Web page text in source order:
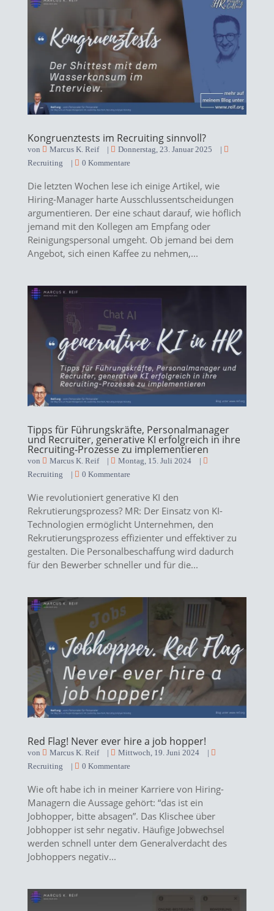
Kongruenztests im Recruiting sinnvoll?
von Marcus K. Reif | Donnerstag, 23. Januar 2025
|
Recruiting
| 0 Kommentare
Die letzten Wochen lese ich einige Artikel, wie
Hiring-Manager harte Ausschlussentscheidungen
argumentieren. Der eine schaut darauf, wie höflich
jemand mit den Kollegen am Empfang oder
Reinigungspersonal umgeht. Ob jemand bei dem
Angebot, sich einen Kaffee zu nehmen,...
Tipps für Führungskräfte, Personalmanager
und Recruiter, generative KI erfolgreich in ihre
Recruiting-Prozesse zu implementieren
von Marcus K. Reif | Montag, 15. Juli 2024
|
Recruiting
| 0 Kommentare
Wie revolutioniert generative KI den
Rekrutierungsprozess? MR: Der Einsatz von KI-
Technologien ermöglicht Unternehmen, den
Rekrutierungsprozess effizienter und effektiver zu
gestalten. Die Personalbeschaffung wird dadurch
für den Bewerber schneller und für die...
Red Flag! Never ever hire a job hopper!
von Marcus K. Reif | Mittwoch, 19. Juni 2024
|
Recruiting
| 0 Kommentare
Wie oft habe ich in meiner Karriere von Hiring-
Managern die Aussage gehört: “das ist ein
Jobhopper, bitte absagen”. Das Klischee über
Jobhopper ist sehr negativ. Häufige Jobwechsel
werden schnell unter dem Generalverdacht des
Jobhoppers negativ...